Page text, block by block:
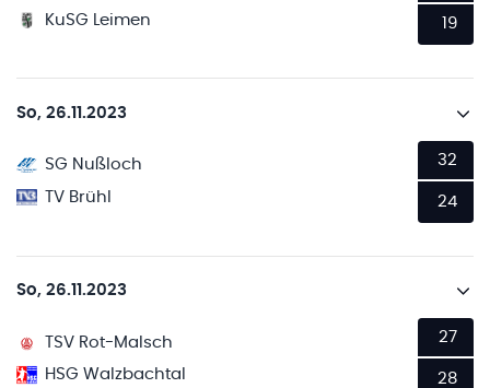
KuSG Leimen
19
So, 26.11.2023
SG Nußloch
TV Brühl
32
24
So, 26.11.2023
TSV Rot-Malsch
HSG Walzbachtal
27
28